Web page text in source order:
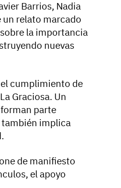
Barrios, Nadia
un relato marcado
la importancia
nuevas
cumplimiento de
Graciosa. Un
parte
también implica
de manifiesto
el apoyo